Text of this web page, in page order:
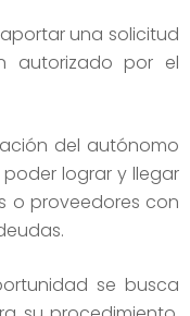
una solicitud
autorizado por el
del autónomo
lograr y llegar
o proveedores con
se busca